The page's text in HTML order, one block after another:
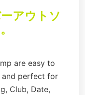
アウトソ
are easy to
and perfect for
Club, Date,